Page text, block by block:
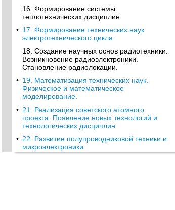
16. Формирование системы
теплотехнических дисциплин.
• 17. Формирование технических наук
электротехнического цикла.
18. Создание научных основ радиотехники.
Возникновение радиоэлектроники.
Становление радиолокации.
• 19. Математизация технических наук.
Физическое и математическое
моделирование.
• 21. Реализация советского атомного
проекта. Появление новых технологий и
технологических дисциплин.
• 22. Развитие полупроводниковой техники и
микроэлектроники.